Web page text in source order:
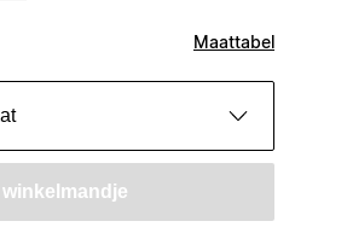
Maattabel
winkelmandje